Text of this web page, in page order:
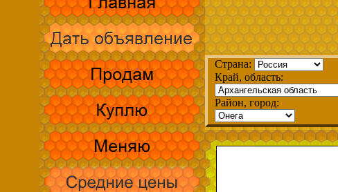
Страна:
Край, область:
Район, город: